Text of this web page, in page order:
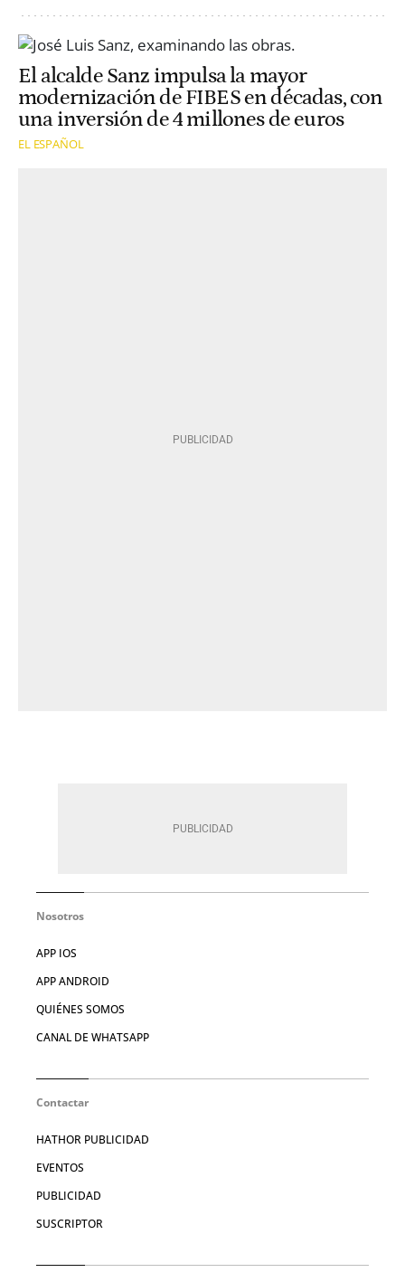
El alcalde Sanz impulsa la mayor
modernización de FIBES en décadas, con
una inversión de 4 millones de euros
EL ESPAÑOL
Nosotros
APP IOS
APP ANDROID
QUIÉNES SOMOS
CANAL DE WHATSAPP
Contactar
HATHOR PUBLICIDAD
EVENTOS
PUBLICIDAD
SUSCRIPTOR